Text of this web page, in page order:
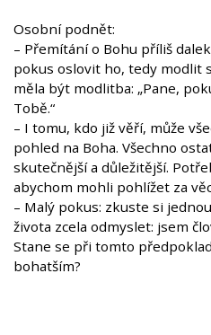
Osobní podnět:
– Přemítání o Bohu příliš
pokus oslovit ho, tedy modlit
měla být modlitba: „Pane,
Tobě.“
– I tomu, kdo již věří, může
pohled na Boha. Všechno
skutečnější a důležitější.
abychom mohli pohlížet za
– Malý pokus: zkuste si
života zcela odmyslet: jsem
Stane se při tomto
bohatším?